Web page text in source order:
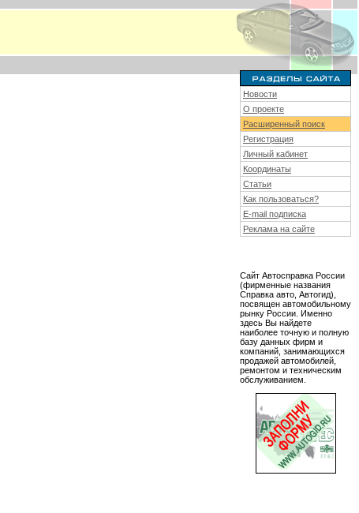
Новости
О проекте
Расширенный поиск
Регистрация
Личный кабинет
Координаты
Статьи
Как пользоваться?
E-mail подписка
Реклама на сайте
Сайт Автосправка России
(фирменные названия
Справка авто, Автогид),
посвящен автомобильному
рынку России. Именно
здесь Вы найдете
наиболее точную и полную
базу данных фирм и
компаний, занимающихся
продажей автомобилей,
ремонтом и техническим
обслуживанием.